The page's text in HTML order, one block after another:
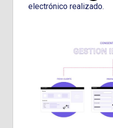
electrónico realizado.